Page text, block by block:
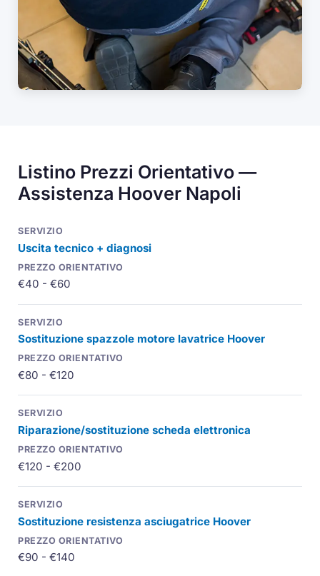
Listino Prezzi Orientativo —
Assistenza Hoover Napoli
Uscita tecnico + diagnosi
€40 - €60
Sostituzione spazzole motore lavatrice Hoover
€80 - €120
Riparazione/sostituzione scheda elettronica
€120 - €200
Sostituzione resistenza asciugatrice Hoover
€90 - €140